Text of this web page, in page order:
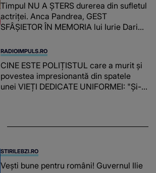
Timpul NU A ȘTERS durerea din sufletul
actriței. Anca Pandrea, GEST
SFÂȘIETOR ÎN MEMORIA lui Iurie Darie:
timpul parcă..."
RADIOIMPULS.RO
CINE ESTE POLIȚISTUL care a murit și
povestea impresionantă din spatele
unei VIEȚI DEDICATE UNIFORMEI: "Și-a
STIRILEBZI.RO
Vești bune pentru români! Guvernul Ilie